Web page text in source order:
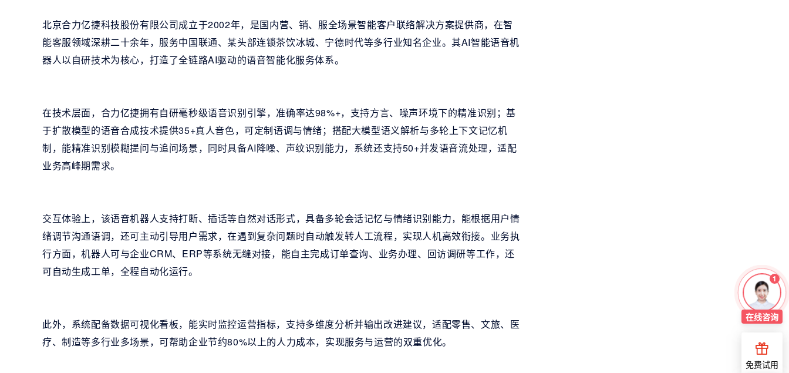
北京合力亿捷科技股份有限公司成立于2002年，是国内营、销、服全场景智能客户联络解决方案提供商，在智
能客服领域深耕二十余年，服务中国联通、某头部连锁茶饮冰城、宁德时代等多行业知名企业。其AI智能语音机
器人以自研技术为核心，打造了全链路AI驱动的语音智能化服务体系。
在技术层面，合力亿捷拥有自研毫秒级语音识别引擎，准确率达98%+，支持方言、噪声环境下的精准识别；基
于扩散模型的语音合成技术提供35+真人音色，可定制语调与情绪；搭配大模型语义解析与多轮上下文记忆机
制，能精准识别模糊提问与追问场景，同时具备AI降噪、声纹识别能力，系统还支持50+并发语音流处理，适配
业务高峰期需求。
交互体验上，该语音机器人支持打断、插话等自然对话形式，具备多轮会话记忆与情绪识别能力，能根据用户情
绪调节沟通语调，还可主动引导用户需求，在遇到复杂问题时自动触发转人工流程，实现人机高效衔接。业务执
行方面，机器人可与企业CRM、ERP等系统无缝对接，能自主完成订单查询、业务办理、回访调研等工作，还
可自动生成工单，全程自动化运行。
此外，系统配备数据可视化看板，能实时监控运营指标，支持多维度分析并输出改进建议，适配零售、文旅、医
疗、制造等多行业多场景，可帮助企业节约80%以上的人力成本，实现服务与运营的双重优化。
1
在线咨询
免费试用